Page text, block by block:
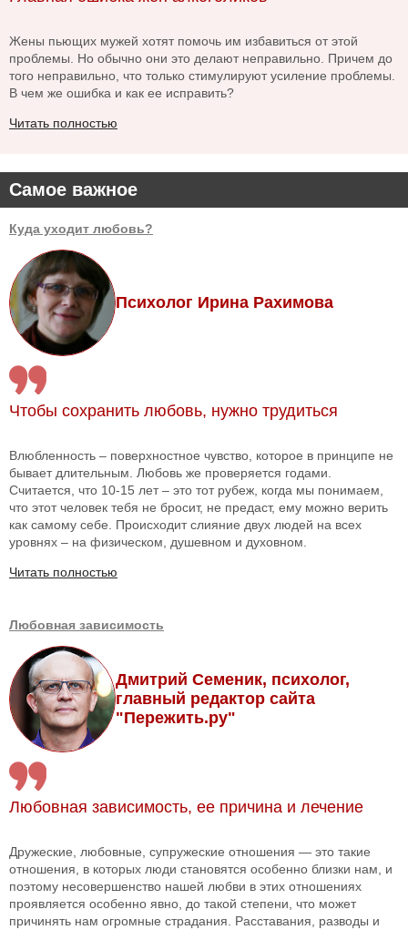
Самое важное
Куда уходит любовь?
Психолог Ирина Рахимова
Чтобы сохранить любовь, нужно трудиться
Влюбленность – поверхностное чувство, которое в принципе не
бывает длительным. Любовь же проверяется годами.
Считается, что 10-15 лет – это тот рубеж, когда мы понимаем,
что этот человек тебя не бросит, не предаст, ему можно верить
как самому себе. Происходит слияние двух людей на всех
уровнях – на физическом, душевном и духовном.
Читать полностью
Любовная зависимость
Дмитрий Семеник, психолог,
главный редактор сайта
"Пережить.ру"
Любовная зависимость, ее причина и лечение
Дружеские, любовные, супружеские отношения — это такие
отношения, в которых люди становятся особенно близки нам, и
поэтому несовершенство нашей любви в этих отношениях
проявляется особенно явно, до такой степени, что может
причинять нам огромные страдания. Расставания, разводы и
Жены пьющих мужей хотят помочь им избавиться от этой
проблемы. Но обычно они это делают неправильно. Причем до
того неправильно, что только стимулируют усиление проблемы.
В чем же ошибка и как ее исправить?
Читать полностью